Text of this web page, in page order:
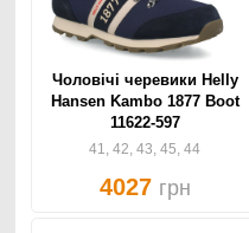
Чоловічі черевики Helly
Hansen Kambo 1877 Boot
11622-597
41, 42, 43, 45, 44
4027 грн